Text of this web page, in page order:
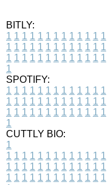
BITLY:
1 1 1 1 1 1 1 1 1 1 1 1 1
1 1 1 1 1 1 1 1 1 1 1 1 1
1 1 1 1 1 1 1 1 1 1 1 1 1
1
SPOTIFY:
1 1 1 1 1 1 1 1 1 1 1 1 1
1 1 1 1 1 1 1 1 1 1 1 1 1
1 1 1 1 1 1 1 1 1 1 1 1 1
1
CUTTLY BIO:
1
1 1 1 1 1 1 1 1 1 1 1 1 1
1 1 1 1 1 1 1 1 1 1 1 1 1
1 1 1 1 1 1 1 1 1 1 1 1 1